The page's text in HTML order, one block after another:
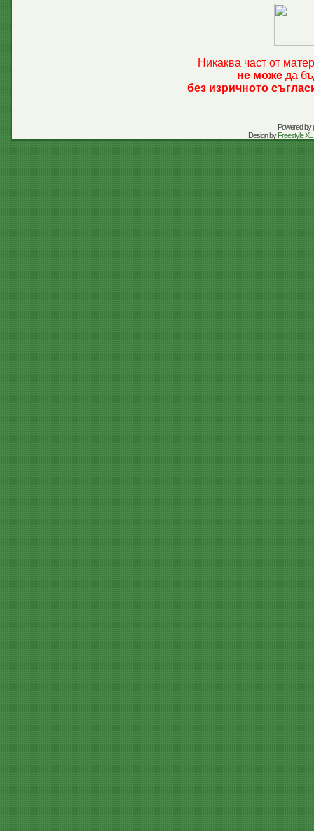
Никаква част от
не може да
без изричното
Powered by
Design byFreestyle XL